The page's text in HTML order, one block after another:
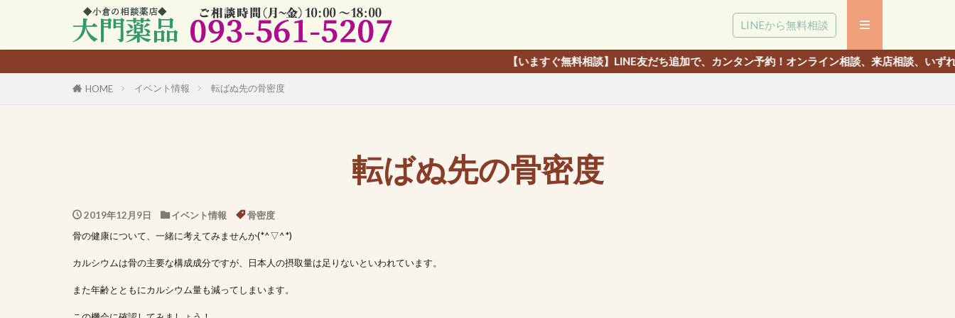
LINEから無料相談
【いますぐ無料相談】LINE友だち追加で、カンタン予約！オンライン相談、来店相談、いずれでも相談いただけ
HOME イベント情報 転ばぬ先の骨密度
転ばぬ先の骨密度
2019年12月9日 イベント情報
骨密度
骨の健康について、一緒に考えてみませんか(*^▽^*)
カルシウムは骨の主要な構成成分ですが、日本人の摂取量は足りないといわれています。
また年齢とともにカルシウム量も減ってしまいます。